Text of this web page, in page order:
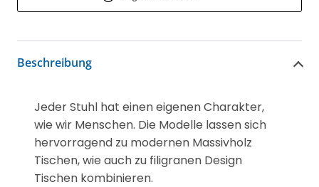
Beschreibung
Jeder Stuhl hat einen eigenen Charakter,
wie wir Menschen. Die Modelle lassen sich
hervorragend zu modernen Massivholz
Tischen, wie auch zu filigranen Design
Tischen kombinieren.